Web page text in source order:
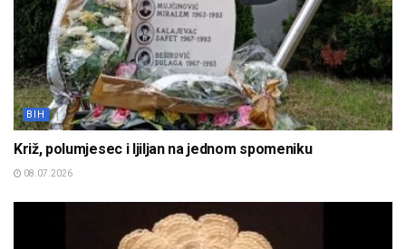
BIH
Križ, polumjesec i ljiljan na jednom spomeniku
08.07.2026